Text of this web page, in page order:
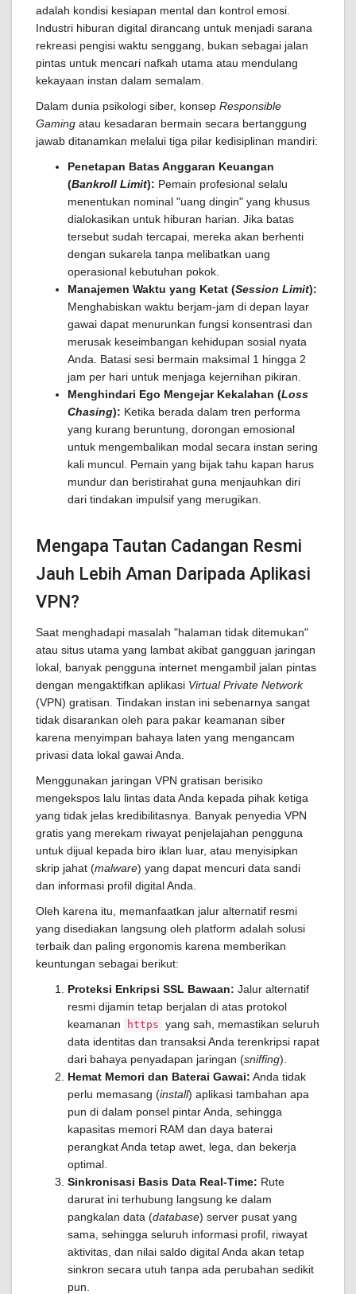
adalah kondisi kesiapan mental dan kontrol emosi.
Industri hiburan digital dirancang untuk menjadi sarana
rekreasi pengisi waktu senggang, bukan sebagai jalan
pintas untuk mencari nafkah utama atau mendulang
kekayaan instan dalam semalam.
Dalam dunia psikologi siber, konsep Responsible
Gaming atau kesadaran bermain secara bertanggung
jawab ditanamkan melalui tiga pilar kedisiplinan mandiri:
Penetapan Batas Anggaran Keuangan
(Bankroll Limit): Pemain profesional selalu
menentukan nominal "uang dingin" yang khusus
dialokasikan untuk hiburan harian. Jika batas
tersebut sudah tercapai, mereka akan berhenti
dengan sukarela tanpa melibatkan uang
operasional kebutuhan pokok.
Manajemen Waktu yang Ketat (Session Limit):
Menghabiskan waktu berjam-jam di depan layar
gawai dapat menurunkan fungsi konsentrasi dan
merusak keseimbangan kehidupan sosial nyata
Anda. Batasi sesi bermain maksimal 1 hingga 2
jam per hari untuk menjaga kejernihan pikiran.
Menghindari Ego Mengejar Kekalahan (Loss
Chasing): Ketika berada dalam tren performa
yang kurang beruntung, dorongan emosional
untuk mengembalikan modal secara instan sering
kali muncul. Pemain yang bijak tahu kapan harus
mundur dan beristirahat guna menjauhkan diri
dari tindakan impulsif yang merugikan.
Mengapa Tautan Cadangan Resmi
Jauh Lebih Aman Daripada Aplikasi
VPN?
Saat menghadapi masalah "halaman tidak ditemukan"
atau situs utama yang lambat akibat gangguan jaringan
lokal, banyak pengguna internet mengambil jalan pintas
dengan mengaktifkan aplikasi Virtual Private Network
(VPN) gratisan. Tindakan instan ini sebenarnya sangat
tidak disarankan oleh para pakar keamanan siber
karena menyimpan bahaya laten yang mengancam
privasi data lokal gawai Anda.
Menggunakan jaringan VPN gratisan berisiko
mengekspos lalu lintas data Anda kepada pihak ketiga
yang tidak jelas kredibilitasnya. Banyak penyedia VPN
gratis yang merekam riwayat penjelajahan pengguna
untuk dijual kepada biro iklan luar, atau menyisipkan
skrip jahat (malware) yang dapat mencuri data sandi
dan informasi profil digital Anda.
Oleh karena itu, memanfaatkan jalur alternatif resmi
yang disediakan langsung oleh platform adalah solusi
terbaik dan paling ergonomis karena memberikan
keuntungan sebagai berikut:
Proteksi Enkripsi SSL Bawaan: Jalur alternatif
resmi dijamin tetap berjalan di atas protokol
keamanan
https yang sah, memastikan seluruh
data identitas dan transaksi Anda terenkripsi rapat
dari bahaya penyadapan jaringan (sniffing).
Hemat Memori dan Baterai Gawai: Anda tidak
perlu memasang (install) aplikasi tambahan apa
pun di dalam ponsel pintar Anda, sehingga
kapasitas memori RAM dan daya baterai
perangkat Anda tetap awet, lega, dan bekerja
optimal.
Sinkronisasi Basis Data Real-Time: Rute
darurat ini terhubung langsung ke dalam
pangkalan data (database) server pusat yang
sama, sehingga seluruh informasi profil, riwayat
aktivitas, dan nilai saldo digital Anda akan tetap
sinkron secara utuh tanpa ada perubahan sedikit
pun.